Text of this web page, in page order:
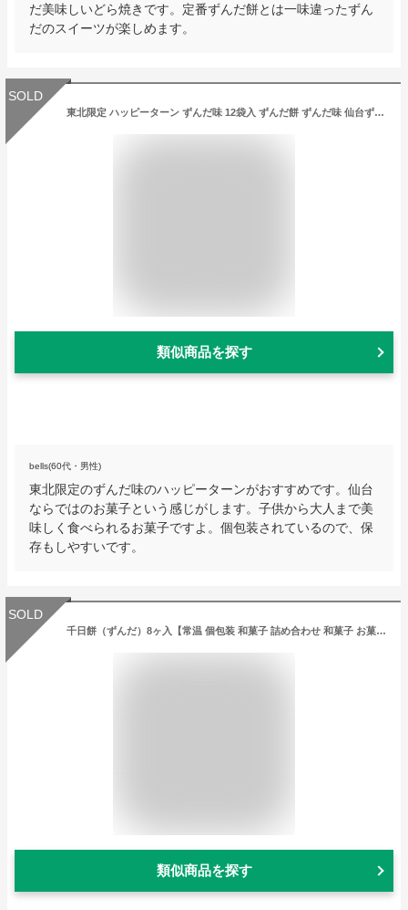
だ美味しいどら焼きです。定番ずんだ餅とは一味違ったずん
だのスイーツが楽しめます。
SOLD
東北限定 ハッピーターン ずんだ味 12袋入 ずんだ餅 ずんだ味 仙台ずんだ 個包装 枝豆味 えだまめ味 ずんだ菓子 はっぴーたーん まざっせこらっせ 東北土産 みやげ 亀田製菓 アジカル ずんだ お土産 郡山銘販
類似商品を探す
bells(60代・男性)
東北限定のずんだ味のハッピーターンがおすすめです。仙台
ならではのお菓子という感じがします。子供から大人まで美
味しく食べられるお菓子ですよ。個包装されているので、保
存もしやすいです。
SOLD
千日餅（ずんだ）8ヶ入【常温 個包装 和菓子 詰め合わせ 和菓子 お菓子 国産 えだまめ 枝豆 もち米 仙台 宮城 老舗 お土産 内祝い 出産祝い プチギフト 退職 ご挨拶 スイーツ 手土産 差し入れ】
類似商品を探す